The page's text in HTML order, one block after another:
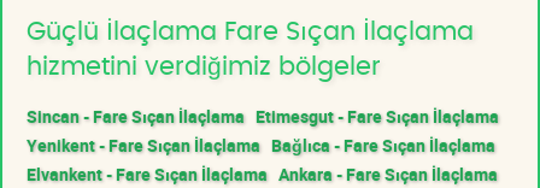
Güçlü İlaçlama Fare Sıçan İlaçlama
hizmetini verdiğimiz bölgeler
Sincan - Fare Sıçan İlaçlama Etimesgut - Fare Sıçan İlaçlama
Yenikent - Fare Sıçan İlaçlama Bağlıca - Fare Sıçan İlaçlama
Elvankent - Fare Sıçan İlaçlama Ankara - Fare Sıçan İlaçlama